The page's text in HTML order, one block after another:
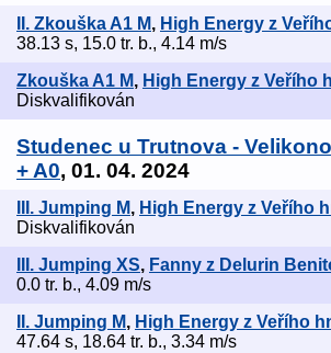
II. Zkouška A1 M, High Energy z
38.13 s, 15.0 tr. b., 4.14 m/s
Zkouška A1 M, High Energy z Veřího
Diskvalifikován
Studenec u Trutnova -
+ A0, 01. 04. 2024
III. Jumping M, High Energy z Veřího
Diskvalifikován
III. Jumping XS, Fanny z Delurin
0.0 tr. b., 4.09 m/s
II. Jumping M, High Energy z Veřího
47.64 s, 18.64 tr. b., 3.34 m/s